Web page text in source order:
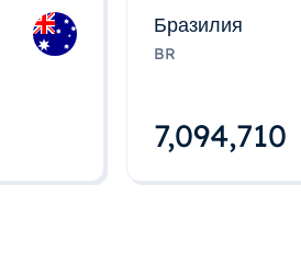
Бразилия
BR
7,094,712